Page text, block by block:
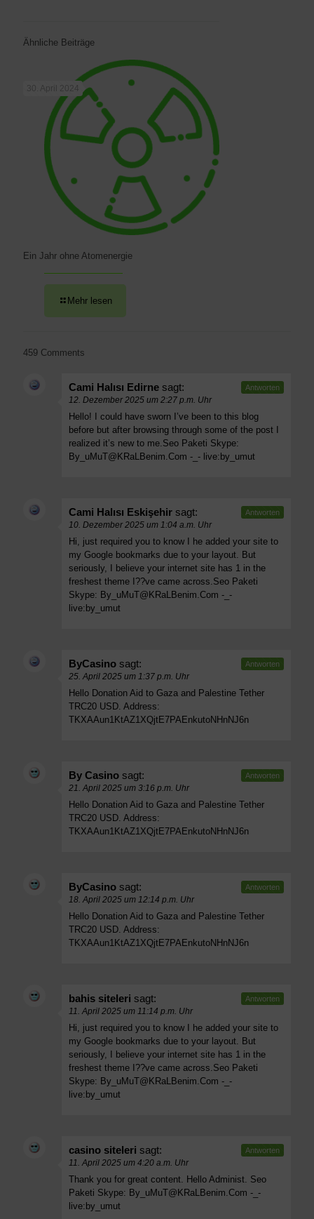
Ähnliche Beiträge
30. April 2024
Ein Jahr ohne Atomenergie
Mehr lesen
459 Comments
Cami Halısı Edirne sagt:
12. Dezember 2025 um 2:27 p.m. Uhr
Hello! I could have sworn I’ve been to this blog
before but after browsing through some of the post I
realized it’s new to me.Seo Paketi Skype:
By_uMuT@KRaLBenim.Com -_- live:by_umut
Antworten
Cami Halısı Eskişehir sagt:
10. Dezember 2025 um 1:04 a.m. Uhr
Hi, just required you to know I he added your site to
my Google bookmarks due to your layout. But
seriously, I believe your internet site has 1 in the
freshest theme I??ve came across.Seo Paketi
Skype: By_uMuT@KRaLBenim.Com -_-
live:by_umut
Antworten
ByCasino sagt:
25. April 2025 um 1:37 p.m. Uhr
Hello Donation Aid to Gaza and Palestine Tether
TRC20 USD. Address:
TKXAAun1KtAZ1XQjtE7PAEnkutoNHnNJ6n
Antworten
By Casino sagt:
21. April 2025 um 3:16 p.m. Uhr
Hello Donation Aid to Gaza and Palestine Tether
TRC20 USD. Address:
TKXAAun1KtAZ1XQjtE7PAEnkutoNHnNJ6n
Antworten
ByCasino sagt:
18. April 2025 um 12:14 p.m. Uhr
Hello Donation Aid to Gaza and Palestine Tether
TRC20 USD. Address:
TKXAAun1KtAZ1XQjtE7PAEnkutoNHnNJ6n
Antworten
bahis siteleri sagt:
11. April 2025 um 11:14 p.m. Uhr
Hi, just required you to know I he added your site to
my Google bookmarks due to your layout. But
seriously, I believe your internet site has 1 in the
freshest theme I??ve came across.Seo Paketi
Skype: By_uMuT@KRaLBenim.Com -_-
live:by_umut
Antworten
casino siteleri sagt:
11. April 2025 um 4:20 a.m. Uhr
Thank you for great content. Hello Administ. Seo
Paketi Skype: By_uMuT@KRaLBenim.Com -_-
live:by_umut
Antworten